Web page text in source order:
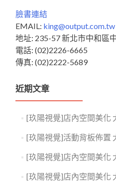
臉書連結
EMAIL: king@output.com.tw
地址: 235-57 新北市中和區
電話: (02)2226-6665
傳真: (02)2222-5689
近期文章
[玖陽視覺]店內空間美化
[玖陽視覺]活動背板佈置
[玖陽視覺]店內空間美化
[玖陽視覺]店內空間美化